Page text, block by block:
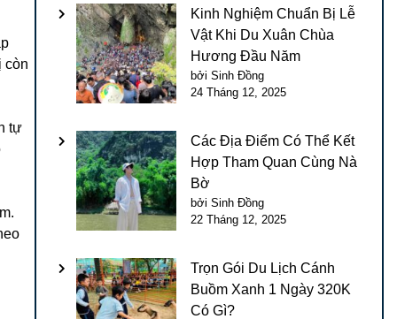
còn
tự
Kinh Nghiệm Chuẩn Bị Lễ
Vật Khi Du Xuân Chùa
Hương Đầu Năm
bởi Sinh Đồng
24 Tháng 12, 2025
Các Địa Điểm Có Thể Kết
Hợp Tham Quan Cùng Nà
Bờ
bởi Sinh Đồng
22 Tháng 12, 2025
Trọn Gói Du Lịch Cánh
Buồm Xanh 1 Ngày 320K
Có Gì?